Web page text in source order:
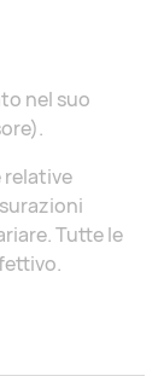
nel suo
relative
Tutte le